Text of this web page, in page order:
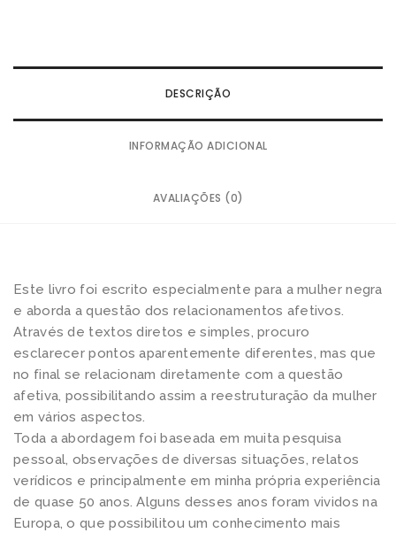
e
c
o
n
a
m
e
t
o
DESCRIÇÃO
INFORMAÇÃO ADICIONAL
AVALIAÇÕES (0)
Este livro foi escrito especialmente para a mulher negra
e aborda a questão dos relacionamentos afetivos.
Através de textos diretos e simples, procuro
esclarecer pontos aparentemente diferentes, mas que
no final se relacionam diretamente com a questão
afetiva, possibilitando assim a reestruturação da mulher
em vários aspectos.
Toda a abordagem foi baseada em muita pesquisa
pessoal, observações de diversas situações, relatos
verídicos e principalmente em minha própria experiência
de quase 50 anos. Alguns desses anos foram vividos na
Europa, o que possibilitou um conhecimento mais